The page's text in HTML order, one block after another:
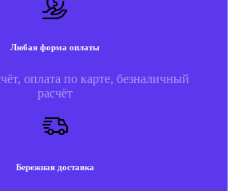
Любая форма оплаты
оплата по карте, безналичный
расчёт
Бережная доставка